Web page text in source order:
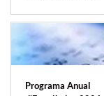
Programa Anual